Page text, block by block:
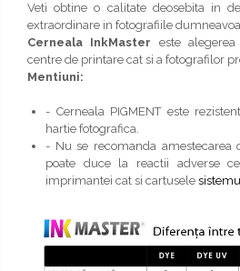
Veti obtine o calitate deosebita in
extraordinare in fotografiile
Cerneala InkMaster este
centre de printare cat si a fotografilor
Mentiuni:
- Cerneala PIGMENT este
hartie fotografica.
- Nu se recomanda amestecarea
poate duce la reactii adverse
imprimantei cat si cartusele